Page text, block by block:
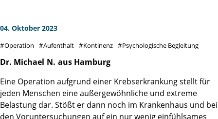
04. Oktober 2023
Operation Aufenthalt Kontinenz Psychologische Begleitung
Dr. Michael N. aus Hamburg
Eine Operation aufgrund einer Krebserkrankung stellt für
jeden Menschen eine außergewöhnliche und extreme
Belastung dar. Stößt er dann noch im Krankenhaus und bei
den Voruntersuchungen auf ein nur wenig einfühlsames